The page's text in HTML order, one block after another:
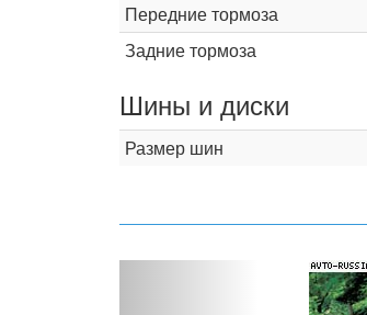
Передние тормоза
Задние тормоза
Шины и диски
Размер шин